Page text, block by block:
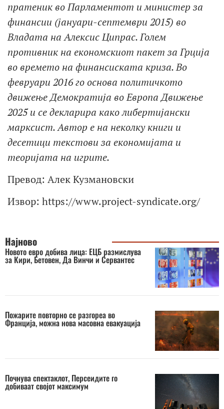
пратеник во Парламентот и министер за
финансии (јануари-септември 2015) во
Владата на Алексис Ципрас. Голем
противник на економскиот пакет за Грција
во времето на финансиската криза. Во
февруари 2016 го основа политичкото
движење Демократија во Европа Движење
2025 и се декларира како либертијански
марксист. Автор е на неколку книги и
десетици текстови за економијата и
теоријата на игрите.
Превод: Алек Кузмановски
Извор: https://www.project-syndicate.org/
Најново
Новото евро добива лица: ЕЦБ размислува
за Кири, Бетовен, Да Винчи и Сервантес
Пожарите повторно се разгореа во
Франција, можна нова масовна евакуација
Почнува спектаклот, Персеидите го
добиваат својот максимум